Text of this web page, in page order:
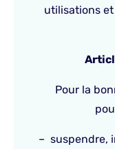
utilisations
Pour la
– suspendre,